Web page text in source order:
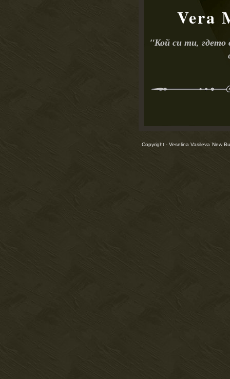
Vera
"Кой си ти, гдето
Copyright - Veselina Vasileva New